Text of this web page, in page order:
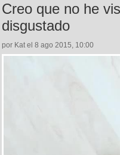
Creo que no he
disgustado
por Kat el 8 ago 2015, 10:00